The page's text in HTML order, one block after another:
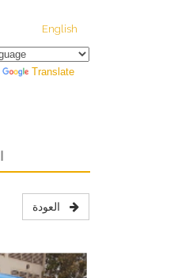
English
Translate
العودة